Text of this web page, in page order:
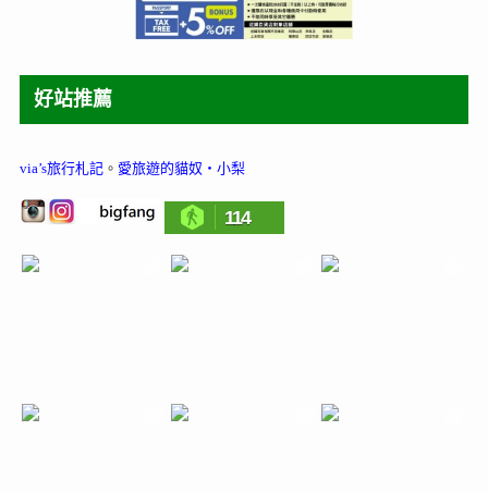
好站推薦
via’s旅行札記。 愛旅遊的貓奴‧小梨
114